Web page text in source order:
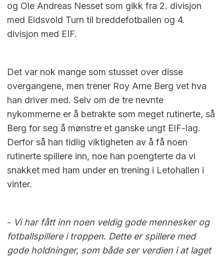
og Ole Andreas Nesset som gikk fra 2. divisjon
med Eidsvold Turn til breddefotballen og 4.
divisjon med EIF.
Det var nok mange som stusset over disse
overgangene, men trener Roy Arne Berg vet hva
han driver med. Selv om de tre nevnte
nykommerne er å betrakte som meget rutinerte, så
Berg for seg å mønstre et ganske ungt EIF-lag.
Derfor så han tidlig viktigheten av å få noen
rutinerte spillere inn, noe han poengterte da vi
snakket med ham under en trening i Letohallen i
vinter.
- Vi har fått inn noen veldig gode mennesker og
fotballspillere i troppen. Dette er spillere med
gode holdninger, som både ser verdien i at laget